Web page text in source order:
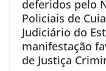
deferidos pelo
Policiais de
Judiciário do
manifestação
de Justiça